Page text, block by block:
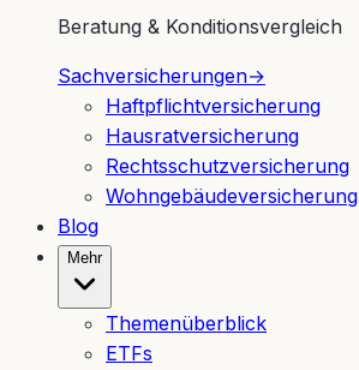
Beratung & Konditionsvergleich
Sachversicherungen→
Haftpflichtversicherung
Hausratversicherung
Rechtsschutzversicherung
Wohngebäudeversicherung
Blog
Mehr
Themenüberblick
ETFs